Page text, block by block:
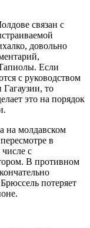
связан с
довольно
Если
с руководством
то
это на порядок
на молдавском
в
с
В противном
потеряет